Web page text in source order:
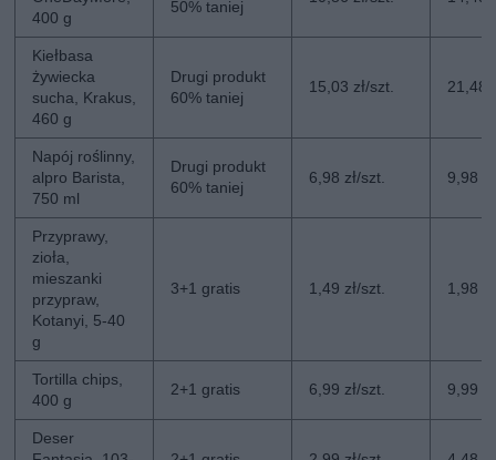
400 g
50% taniej
Kiełbasa
żywiecka
sucha, Krakus,
460 g
Drugi produkt
60% taniej
15,03 zł/szt. 21,48
Napój roślinny,
alpro Barista,
750 ml
Drugi produkt
60% taniej
6,98 zł/szt. 9,98
Przyprawy,
zioła,
mieszanki
przypraw,
Kotanyi, 5-40
g
3+1 gratis 1,49 zł/szt. 1,98
Tortilla chips,
400 g
2+1 gratis 6,99 zł/szt. 9,99
Deser